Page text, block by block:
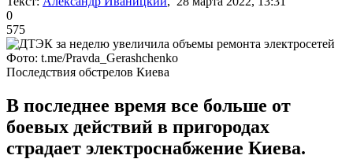
0
575
Фото: t.me/Pravda_Gerashchenko
Последствия обстрелов Киева
В последнее время все больше от
боевых действий в пригородах
страдает электроснабжение Киева.